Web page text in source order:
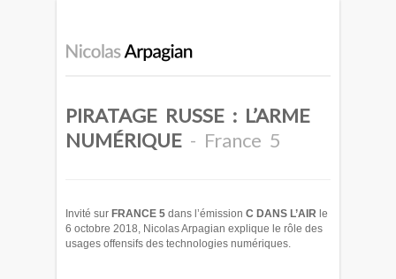
PIRATAGE RUSSE : L’ARME
NUMÉRIQUE - France 5
Invité sur FRANCE 5 dans l’émission C DANS L’AIR le
6 octobre 2018, Nicolas Arpagian explique le rôle des
usages offensifs des technologies numériques.